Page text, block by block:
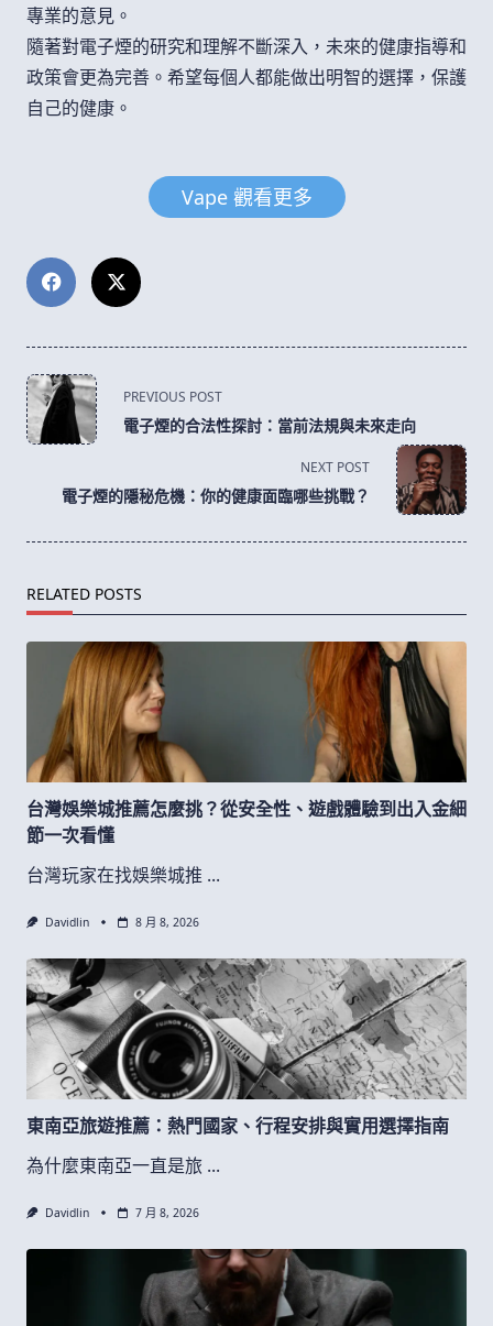
專業的意見。
隨著對電子煙的研究和理解不斷深入，未來的健康指導和
政策會更為完善。希望每個人都能做出明智的選擇，保護
自己的健康。
Vape 觀看更多
<span
class="nav-
subtitle
reader-
PREVIOUS POST
電子煙的合法性探討：當前法規與未來走向
NEXT POST
電子煙的隱秘危機：你的健康面臨哪些挑戰？
RELATED POSTS
台灣娛樂城推薦怎麼挑？從安全性、遊戲體驗到出入金細
節一次看懂
台灣玩家在找娛樂城推 ...
Davidlin 8 月 8, 2026
東南亞旅遊推薦：熱門國家、行程安排與實用選擇指南
為什麼東南亞一直是旅 ...
Davidlin 7 月 8, 2026